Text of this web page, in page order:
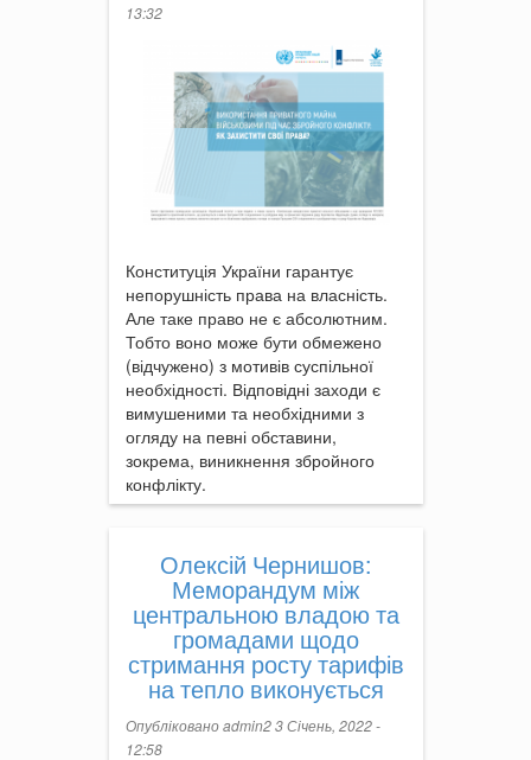
13:32
Конституція України гарантує
непорушність права на власність.
Але таке право не є абсолютним.
Тобто воно може бути обмежено
(відчужено) з мотивів суспільної
необхідності. Відповідні заходи є
вимушеними та необхідними з
огляду на певні обставини,
зокрема, виникнення збройного
конфлікту.
Олексій Чернишов:
Меморандум між
центральною владою та
громадами щодо
стримання росту тарифів
на тепло виконується
Опублікованоadmin23 Січень, 2022 -
12:58